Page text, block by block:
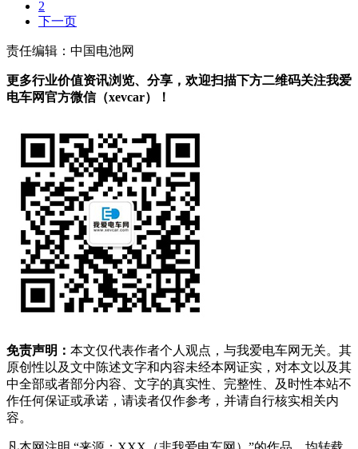
2
下一页
责任编辑：中国电池网
更多行业价值资讯浏览、分享，欢迎扫描下方二维码关注我爱
电车网官方微信（xevcar）！
免责声明： 本文仅代表作者个人观点，与我爱电车网无关。其
原创性以及文中陈述文字和内容未经本网证实，对本文以及其
中全部或者部分内容、文字的真实性、完整性、及时性本站不
作任何保证或承诺，请读者仅作参考，并请自行核实相关内
容。